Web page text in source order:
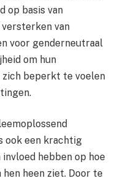
op basis van
van
voor genderneutraal
om hun
zich beperkt te voelen
ook een krachtig
hebben op hoe
heen ziet. Door te